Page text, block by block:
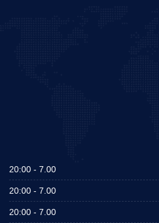
7.00 - 20:00
7.00 - 20:00
7.00 - 20:00